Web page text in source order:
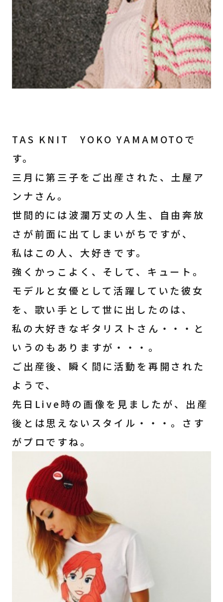
TAS KNIT YOKO YAMAMOTOで
す。
三月に第三子をご出産された、土屋ア
ンナさん。
世間的には波瀾万丈の人生、自由奔放
さが前面に出てしまいがちですが、
私はこの人、大好きです。
強くかっこよく、そして、キュート。
モデルと女優として活躍していた彼女
を、歌い手として世に出したのは、
私の大好きなギタリストさん・・・と
いうのもありますが・・・。
ご出産後、瞬く間に活動を再開された
ようで、
先日Live時の画像を見ましたが、出産
後とは思えないスタイル・・・。さす
がプロですね。